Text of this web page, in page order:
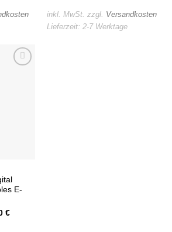
inkl. MwSt. zzgl. Versandkosten
Lieferzeit: 2-7 Werktage
E-
€Aktueller